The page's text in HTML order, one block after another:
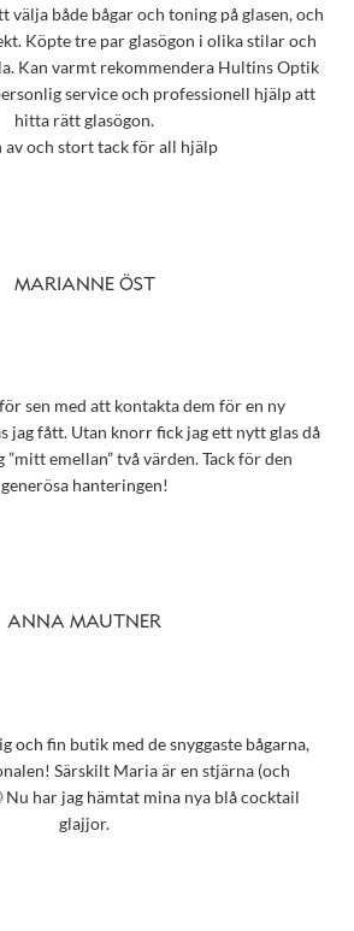
välja både bågar och toning på glasen, och
Köpte tre par glasögon i olika stilar och
Kan varmt rekommendera Hultins Optik
service och professionell hjälp att
hitta rätt glasögon.
av och stort tack för all hjälp
MARIANNE ÖST
sen med att kontakta dem för en ny
jag fått. Utan knorr fick jag ett nytt glas då
emellan” två värden. Tack för den
generösa hanteringen!
ANNA MAUTNER
och fin butik med de snyggaste bågarna,
Särskilt Maria är en stjärna (och
Nu har jag hämtat mina nya blå cocktail
glajjor.